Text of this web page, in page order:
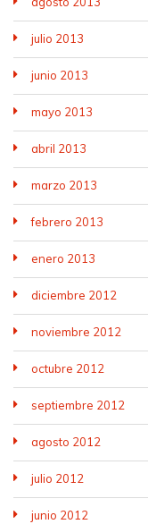
julio 2013
junio 2013
mayo 2013
abril 2013
marzo 2013
febrero 2013
enero 2013
diciembre 2012
noviembre 2012
octubre 2012
septiembre 2012
agosto 2012
julio 2012
junio 2012